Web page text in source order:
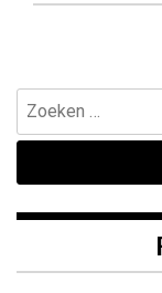
Zoeken
naar: